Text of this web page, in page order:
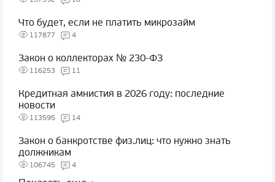
Что будет, если не платить микрозайм
117877 4
Закон о коллекторах № 230-ФЗ
116253 11
Кредитная амнистия в 2026 году: последние
новости
113595 14
Закон о банкротстве физ.лиц: что нужно знать
должникам
106745 4